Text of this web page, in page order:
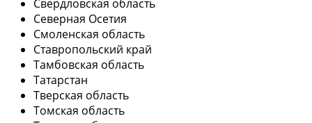
Свердловская область
Северная Осетия
Смоленская область
Ставропольский край
Тамбовская область
Татарстан
Тверская область
Томская область